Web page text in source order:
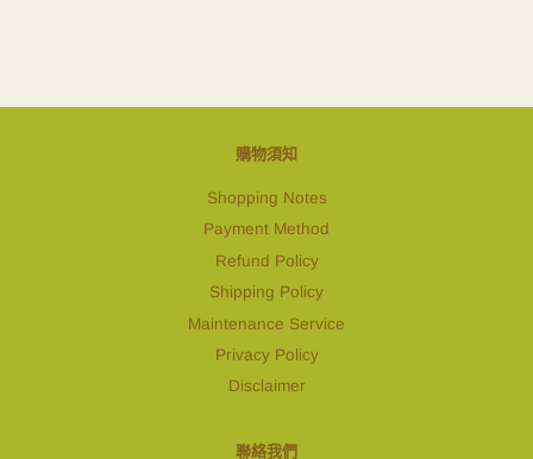
購物須知
Shopping Notes
Payment Method
Refund Policy
Shipping Policy
Maintenance Service
Privacy Policy
Disclaimer
聯絡我們